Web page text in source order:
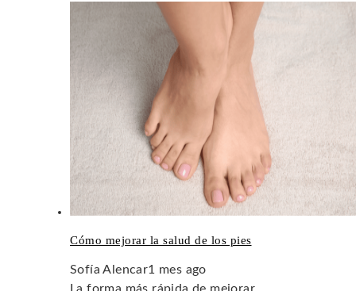
Cómo mejorar la salud de los pies
Sofía Alencar1 mes ago